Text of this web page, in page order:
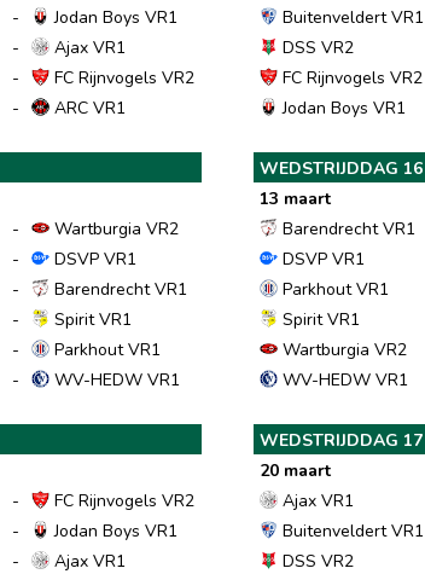
-
Jodan Boys VR1
-
Ajax VR1
-
FC Rijnvogels VR2
- ARC VR1
-
Wartburgia VR2
-
DSVP VR1
-
Barendrecht VR1
-
Spirit VR1
-
Parkhout VR1
- WV-HEDW VR1
-
FC Rijnvogels VR2
-
Jodan Boys VR1
-
Ajax VR1
Buitenveldert VR1
DSS VR2
FC Rijnvogels VR2
Jodan Boys VR1
WEDSTRIJDDAG 16
13 maart
Barendrecht VR1
DSVP VR1
Parkhout VR1
Spirit VR1
Wartburgia VR2
WV-HEDW VR1
WEDSTRIJDDAG 17
20 maart
Ajax VR1
Buitenveldert VR1
DSS VR2